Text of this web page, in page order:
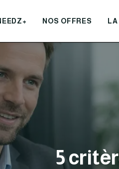
NOS OFFRES
5